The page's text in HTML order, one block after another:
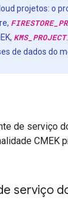
projetos: o
KMS_PROJECT
de dados do
de serviço
CMEK
serviço